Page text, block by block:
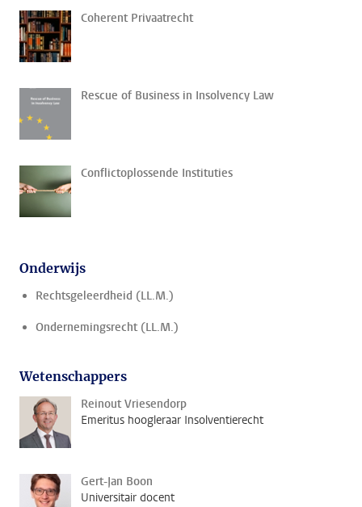
Coherent Privaatrecht
Rescue of Business in Insolvency Law
Conflictoplossende Instituties
Onderwijs
Rechtsgeleerdheid (LL.M.)
Ondernemingsrecht (LL.M.)
Wetenschappers
Reinout Vriesendorp
Emeritus hoogleraar Insolventierecht
Gert-Jan Boon
Universitair docent